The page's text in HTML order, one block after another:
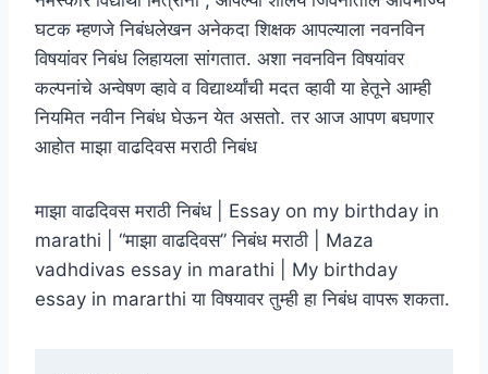
घटक म्हणजे निबंधलेखन अनेकदा शिक्षक आपल्याला नवनविन
विषयांवर निबंध लिहायला सांगतात. अशा नवनविन विषयांवर
कल्पनांचे अन्वेषण व्हावे व विद्यार्थ्यांची मदत व्हावी या हेतूने आम्ही
नियमित नवीन निबंध घेऊन येत असतो. तर आज आपण बघणार
आहोत माझा वाढदिवस मराठी निबंध
माझा वाढदिवस मराठी निबंध | Essay on my birthday in
marathi | “माझा वाढदिवस” निबंध मराठी | Maza
vadhdivas essay in marathi | My birthday
essay in mararthi या विषयावर तुम्ही हा निबंध वापरू शकता.